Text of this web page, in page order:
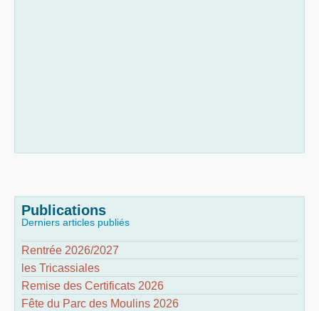
Publications
Derniers articles publiés
Rentrée 2026/2027
les Tricassiales
Remise des Certificats 2026
Fête du Parc des Moulins 2026